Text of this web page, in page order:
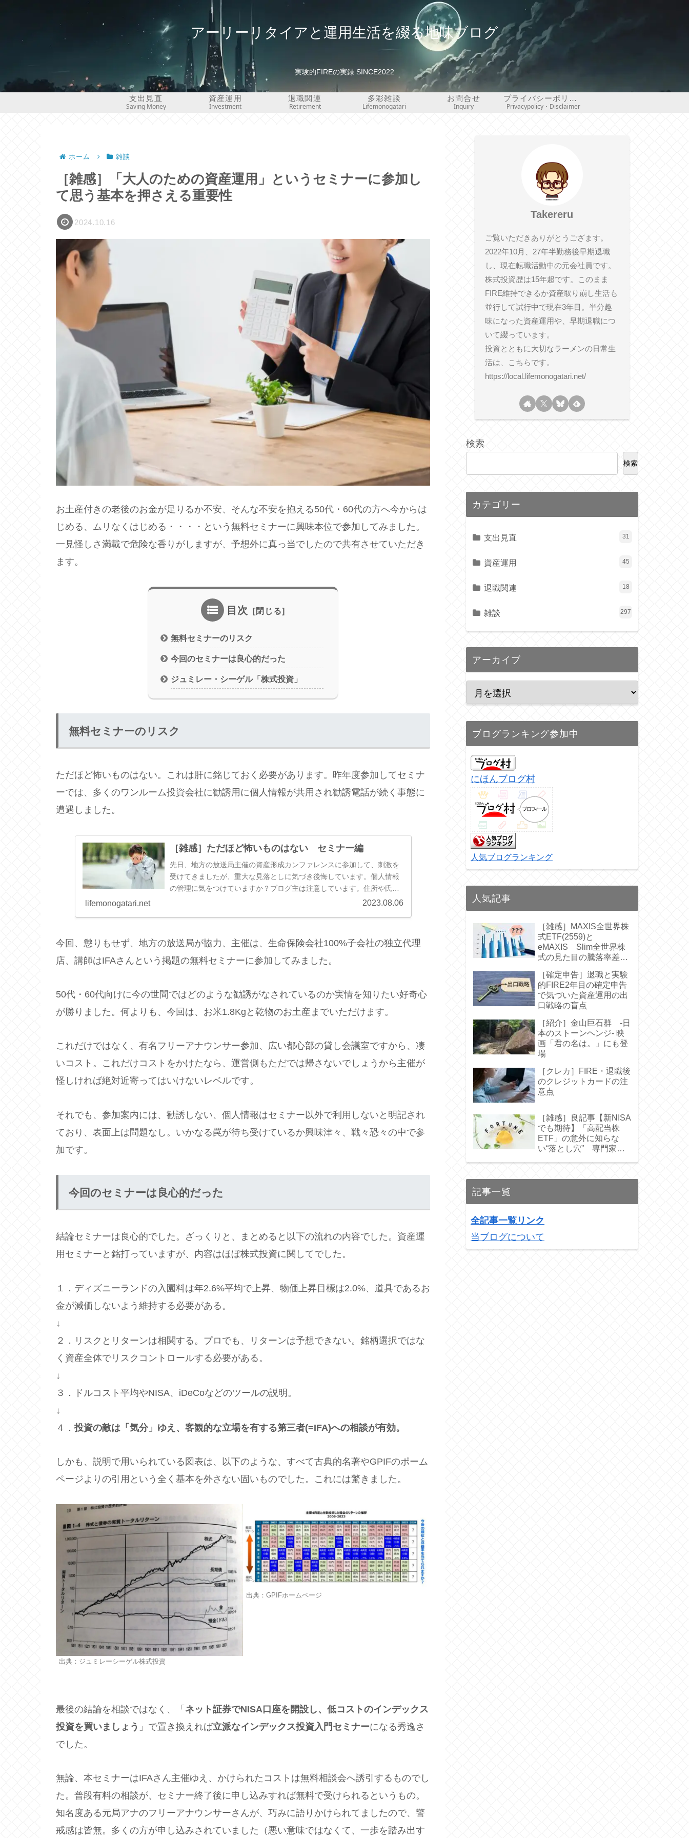
アーリーリタイアと運用生活を綴る地味ブログ
実験的FIREの実録 SINCE2022
支出見直
Saving Money
資産運用
Investment
退職関連
Retirement
多彩雑談
Lifemonogatari
お問合せ
Inquiry
プライバシーポリシー・免責事項
Privacypolicy・Disclaimer
ホーム 雑談
［雑感］「大人のための資産運用」というセミナーに参加し
て思う基本を押さえる重要性
2024.10.16
お土産付きの老後のお金が足りるか不安、そんな不安を抱える50代・60代の方へ今からは
じめる、ムリなくはじめる・・・・という無料セミナーに興味本位で参加してみました。
一見怪しさ満載で危険な香りがしますが、予想外に真っ当でしたので共有させていただき
ます。
目次
無料セミナーのリスク
今回のセミナーは良心的だった
ジュミレー・シーゲル「株式投資」
無料セミナーのリスク
ただほど怖いものはない。これは肝に銘じておく必要があります。昨年度参加してセミナ
ーでは、多くのワンルーム投資会社に勧誘用に個人情報が共用され勧誘電話が続く事態に
遭遇しました。
［雑感］ただほど怖いものはない セミナー編
先日、地方の放送局主催の資産形成カンファレンスに参加して、刺激を
受けてきましたが、重大な見落としに気づき後悔しています。個人情報
の管理に気をつけていますか？ブログ主は注意しています。住所や氏
lifemonogatari.net 2023.08.06
今回、懲りもせず、地方の放送局が協力、主催は、生命保険会社100%子会社の独立代理
店、講師はIFAさんという掲題の無料セミナーに参加してみました。
50代・60代向けに今の世間ではどのような勧誘がなされているのか実情を知りたい好奇心
が勝りました。何よりも、今回は、お米1.8Kgと乾物のお土産までいただけます。
これだけではなく、有名フリーアナウンサー参加、広い都心部の貸し会議室ですから、凄
いコスト。これだけコストをかけたなら、運営側もただでは帰さないでしょうから主催が
怪しければ絶対近寄ってはいけないレベルです。
それでも、参加案内には、勧誘しない、個人情報はセミナー以外で利用しないと明記され
ており、表面上は問題なし。いかなる罠が待ち受けているか興味津々、戦々恐々の中で参
加です。
今回のセミナーは良心的だった
結論セミナーは良心的でした。ざっくりと、まとめると以下の流れの内容でした。資産運
用セミナーと銘打っていますが、内容はほぼ株式投資に関してでした。
１．ディズニーランドの入園料は年2.6%平均で上昇、物価上昇目標は2.0%、道具であるお
金が減価しないよう維持する必要がある。
↓
２．リスクとリターンは相関する。プロでも、リターンは予想できない。銘柄選択ではな
く資産全体でリスクコントロールする必要がある。
↓
３．ドルコスト平均やNISA、iDeCoなどのツールの説明。
↓
４． 投資の敵は「気分」ゆえ、客観的な立場を有する第三者(=IFA)への相談が有効。
しかも、説明で用いられている図表は、以下のような、すべて古典的名著やGPIFのポーム
ページよりの引用という全く基本を外さない固いものでした。これには驚きました。
出典：ジュミレーシーゲル株式投資
出典：GPIFホームページ
最後の結論を相談ではなく、「 ネット証券でNISA口座を開設し、低コストのインデックス
投資を買いましょう 」で置き換えれば立派なインデックス投資入門セミナーになる秀逸さ
でした。
無論、本セミナーはIFAさん主催ゆえ、かけられたコストは無料相談会へ誘引するものでし
た。普段有料の相談が、セミナー終了後に申し込みすれば無料で受けられるというもの。
知名度ある元局アナのフリーアナウンサーさんが、巧みに語りかけられてましたので、警
戒感は皆無。多くの方が申し込みされていました（悪い意味ではなくて、一歩を踏み出す
Takereru
ご覧いただきありがとうござます。
2022年10月、27年半勤務後早期退職
し、現在転職活動中の元会社員です。
株式投資歴は15年超です。このまま
FIRE維持できるか資産取り崩し生活も
並行して試行中で現在3年目。半分趣
味になった資産運用や、早期退職につ
いて綴っています。
投資とともに大切なラーメンの日常生
活は、こちらです。
https://local.lifemonogatari.net/
検索
検索
カテゴリー
支出見直 31
資産運用 45
退職関連 18
雑談 297
アーカイブ
ブログランキング参加中
にほんブログ村
人気ブログランキング
人気記事
［雑感］MAXIS全世界株
式ETF(2559)と
eMAXIS Slim全世界株
式の見た目の騰落率差に
［確定申告］退職と実験
的FIRE2年目の確定申告
で気づいた資産運用の出
口戦略の盲点
［紹介］金山巨石群 -日
本のストーンヘンジ- 映
画「君の名は。」にも登
場
［クレカ］FIRE・退職後
のクレジットカードの注
意点
［雑感］良記事【新NISA
でも期待】「高配当株
ETF」の意外に知らな
い“落とし穴” 専門家お
記事一覧
全記事一覧リンク
当ブログについて